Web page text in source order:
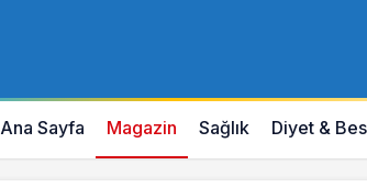
Ana Sayfa Magazin Sağlık Diyet &